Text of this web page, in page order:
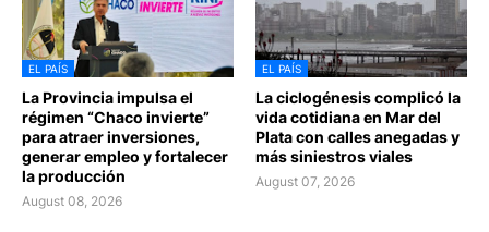
EL PAÍS
La Provincia impulsa el
régimen “Chaco invierte”
para atraer inversiones,
generar empleo y fortalecer
la producción
August 08, 2026
EL PAÍS
La ciclogénesis complicó la
vida cotidiana en Mar del
Plata con calles anegadas y
más siniestros viales
August 07, 2026